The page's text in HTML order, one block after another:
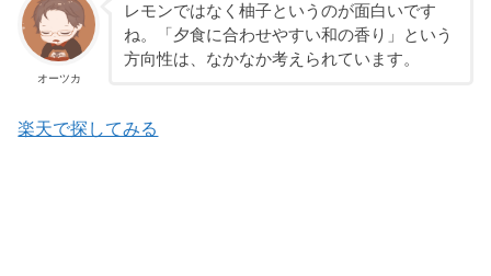
オーツカ
レモンではなく柚子というのが面白いです
ね。「夕食に合わせやすい和の香り」という
方向性は、なかなか考えられています。
楽天で探してみる